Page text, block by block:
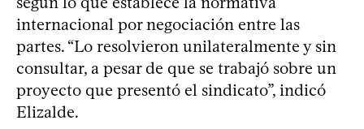
internacional por negociación entre las
partes. “Lo resolvieron unilateralmente y sin
consultar, a pesar de que se trabajó sobre un
proyecto que presentó el sindicato”, indicó
Elizalde.